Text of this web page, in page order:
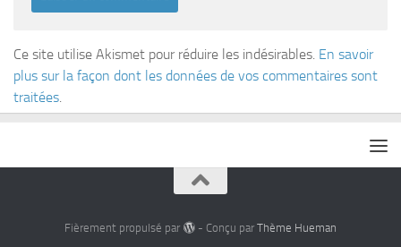
Ce site utilise Akismet pour réduire les indésirables. En savoir
plus sur la façon dont les données de vos commentaires sont
traitées.
Fièrement propulsé par - Conçu par Thème Hueman